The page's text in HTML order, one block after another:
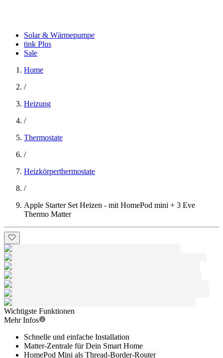
Solar & Wärmepumpe
tink Plus
Sale
Home
/
Heizung
/
Thermostate
/
Heizkörperthermostate
/
Apple Starter Set Heizen - mit HomePod mini + 3 Eve
Thermo Matter
Wichtigste Funktionen
Mehr Infos
Schnelle und einfache Installation
Matter-Zentrale für Dein Smart Home
HomePod Mini als Thread-Border-Router